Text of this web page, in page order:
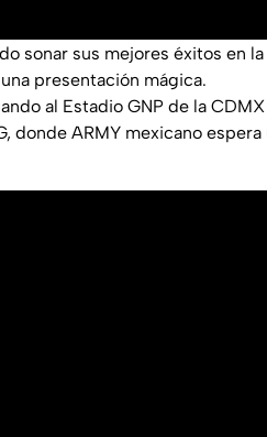
sonar sus mejores éxitos en
presentación mágica.
al Estadio GNP de la
donde ARMY mexicano